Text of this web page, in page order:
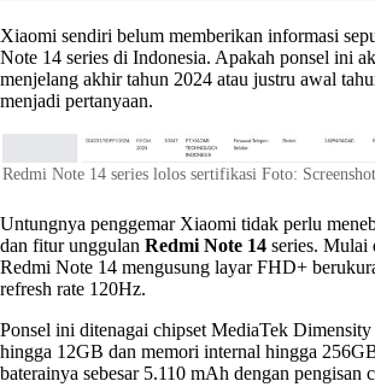
Xiaomi sendiri belum memberikan informasi
Note 14 series di Indonesia. Apakah ponsel ini
menjelang akhir tahun 2024 atau justru awal
menjadi pertanyaan.
Redmi Note 14 series lolos sertifikasi Foto:
Untungnya penggemar Xiaomi tidak perlu
dan fitur unggulan Redmi Note 14 series. Mulai
Redmi Note 14 mengusung layar FHD+
refresh rate 120Hz.
Ponsel ini ditenagai chipset MediaTek
hingga 12GB dan memori internal hingga
baterainya sebesar 5.110 mAh dengan pengisan